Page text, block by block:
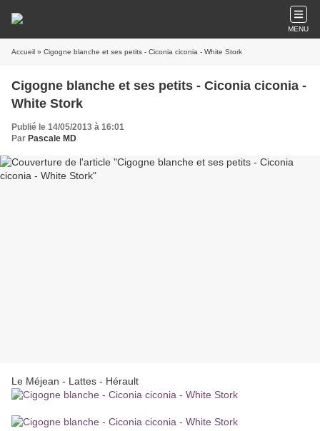
MENU
Accueil » Cigogne blanche et ses petits - Ciconia ciconia - White Stork
Cigogne blanche et ses petits - Ciconia ciconia -
White Stork
Publié le 14/05/2013 à 16:01
Par Pascale MD
Le Méjean - Lattes - Hérault